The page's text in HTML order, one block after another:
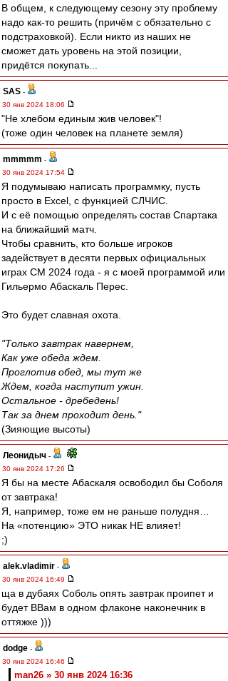
В общем, к следующему сезону эту проблему
надо как-то решить (причём с обязательно с
подстраховкой). Если никто из наших не
сможет дать уровень на этой позиции,
придётся покупать...
SAS -
30 янв 2024 18:06
"Не хлебом единым жив человек"!
(тоже один человек на планете земля)
mmmmm -
30 янв 2024 17:54
Я подумываю написать программку, пусть
просто в Excel, с функцией СЛЧИС.
И с её помощью определять состав Спартака
на ближайший матч.
Чтобы сравнить, кто больше игроков
задействует в десяти первых официальных
играх СМ 2024 года - я с моей программой или
Гильермо Абаскаль Перес.
Это будет славная охота.
"Только завтрак навернем,
Как уже обеда ждем.
Проглотив обед, мы тут же
Ждем, когда наступит ужин.
Остальное - дребедень!
Так за днем проходит день."
(Зияющие высоты)
Леонидыч -
30 янв 2024 17:26
Я бы на месте Абаскаля освободил бы Соболя
от завтрака!
Я, например, тоже ем не раньше полудня…
На «потенцию» ЭТО никак НЕ влияет!
;)
alek.vladimir -
30 янв 2024 16:49
ща в дубаях Соболь опять завтрак проипет и
будет ВВам в одном флаконе наконечник в
оттяжке )))
dodge -
30 янв 2024 16:46
man26 » 30 янв 2024 16:36